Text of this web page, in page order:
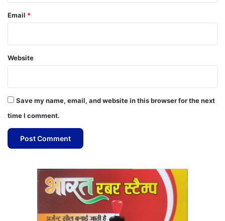
Email *
Website
Save my name, email, and website in this browser for the next
time I comment.